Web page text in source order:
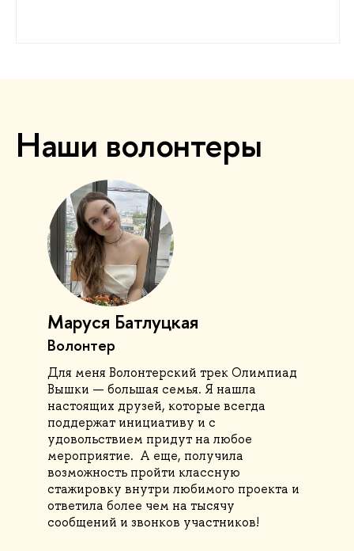
Наши волонтеры
Маруся Батлуцкая
Волонтер
Для меня Волонтерский трек Олимпиад
Вышки — большая семья. Я нашла
настоящих друзей, которые всегда
поддержат инициативу и с
удовольствием придут на любое
мероприятие. А еще, получила
возможность пройти классную
стажировку внутри любимого проекта и
ответила более чем на тысячу
сообщений и звонков участников!